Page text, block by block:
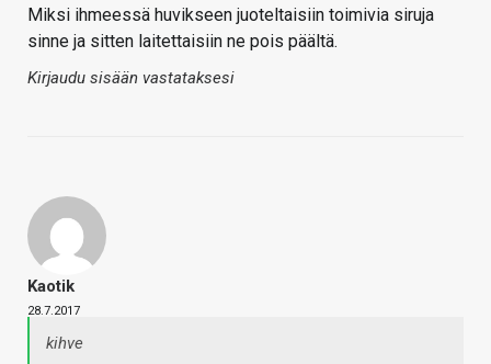
Miksi ihmeessä huvikseen juoteltaisiin toimivia siruja
sinne ja sitten laitettaisiin ne pois päältä.
Kirjaudu sisään vastataksesi
Kaotik
28.7.2017
kihve